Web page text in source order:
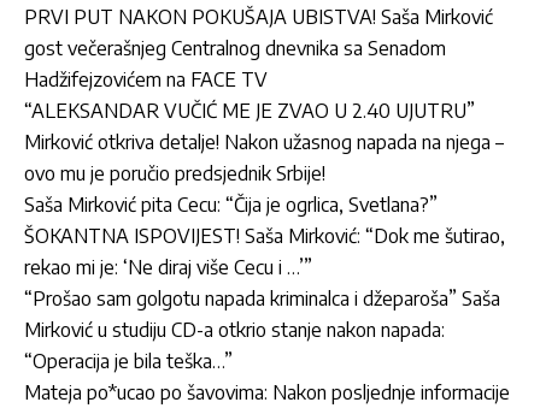
PRVI PUT NAKON POKUŠAJA UBISTVA! Saša Mirković
gost večerašnjeg Centralnog dnevnika sa Senadom
Hadžifejzovićem na FACE TV
“ALEKSANDAR VUČIĆ ME JE ZVAO U 2.40 UJUTRU”
Mirković otkriva detalje! Nakon užasnog napada na njega –
ovo mu je poručio predsjednik Srbije!
Saša Mirković pita Cecu: “Čija je ogrlica, Svetlana?”
ŠOKANTNA ISPOVIJEST! Saša Mirković: “Dok me šutirao,
rekao mi je: ‘Ne diraj više Cecu i …’”
“Prošao sam golgotu napada kriminalca i džeparoša” Saša
Mirković u studiju CD-a otkrio stanje nakon napada:
“Operacija je bila teška…”
Mateja po*ucao po šavovima: Nakon posljednje informacije